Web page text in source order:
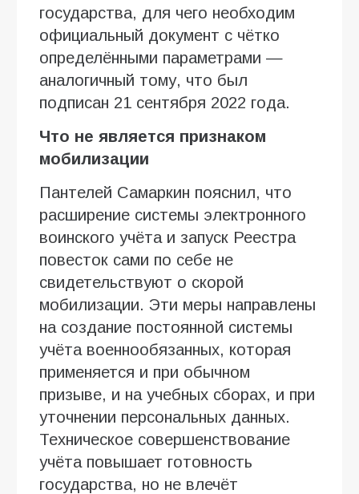
государства, для чего необходим
официальный документ с чётко
определёнными параметрами —
аналогичный тому, что был
подписан 21 сентября 2022 года.
Что не является признаком
мобилизации
Пантелей Самаркин пояснил, что
расширение системы электронного
воинского учёта и запуск Реестра
повесток сами по себе не
свидетельствуют о скорой
мобилизации. Эти меры направлены
на создание постоянной системы
учёта военнообязанных, которая
применяется и при обычном
призыве, и на учебных сборах, и при
уточнении персональных данных.
Техническое совершенствование
учёта повышает готовность
государства, но не влечёт